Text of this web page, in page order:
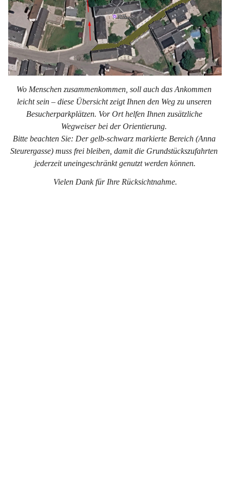
Wo Menschen zusammenkommen, soll auch das Ankommen
leicht sein – diese Übersicht zeigt Ihnen den Weg zu unseren
Besucherparkplätzen. Vor Ort helfen Ihnen zusätzliche
Wegweiser bei der Orientierung.
Bitte beachten Sie: Der gelb-schwarz markierte Bereich (Anna
Steurergasse) muss frei bleiben, damit die Grundstückszufahrten
jederzeit uneingeschränkt genutzt werden können.
Vielen Dank für Ihre Rücksichtnahme.